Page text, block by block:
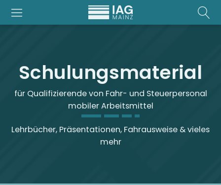
Schulungsmaterial
für Qualifizierende von Fahr- und Steuerpersonal
mobiler Arbeitsmittel
Lehrbücher, Präsentationen, Fahrausweise & vieles
mehr